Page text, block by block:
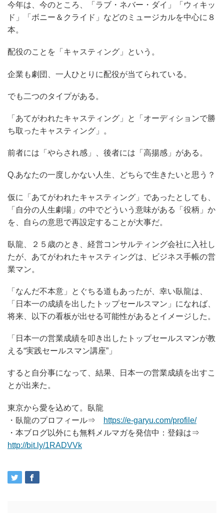
今年は、今のところ、「ラブ・ネバー・ダイ」「ウィキッ
ド」「ボニー＆クライド」などのミュージカルを中心に８
本。
配役のことを「キャスティング」という。
企業も劇団、一人ひとりに配役が当てられている。
でも二つのタイプがある。
「あてがわれたキャスティング」と「オーディションで勝
ち取ったキャスティング」。
前者には「やらされ感」、後者には「高揚感」がある。
Q.あなたの一度しかない人生、どちらで生きたいと思う？
仮に「あてがわれたキャスティング」であったとしても、
「自分の人生劇場」の中でどういう意味がある「役柄」か
を、自らの意思で再設定することが大事だ。
臥龍、２５歳のとき、経営コンサルティング会社に入社し
たが、あてがわれたキャスティングは、ビジネス手帳の営
業マン。
「なんだ不本意」とぐちる道もあったが、幸い臥龍は、
「日本一の成績を出したトップセールスマン」になれば、
将来、以下の看板が出せる可能性があるとイメージした。
「日本一の営業成績を叩き出したトップセールスマンが教
える“実践セールスマン講座”」
すると自分事になって、結果、日本一の営業成績を出すこ
とが出来た。
東京から愛を込めて。臥龍
・臥龍のプロフィール⇒
https://e-garyu.com/profile/
・本ブログ以外にも無料メルマガを発信中：登録は⇒
http://bit.ly/1RADVVk